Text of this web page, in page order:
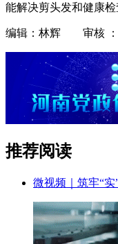
能解决剪头发和健康检
编辑：林辉 审核 ：
推荐阅读
微视频｜筑牢“实